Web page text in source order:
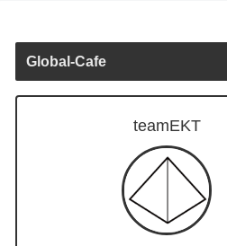
Global-Cafe
teamEKT